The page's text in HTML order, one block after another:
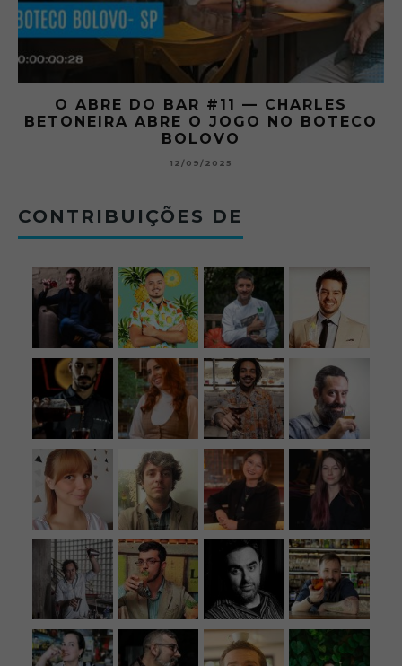
O ABRE DO BAR #11 — CHARLES
BETONEIRA ABRE O JOGO NO BOTECO
BOLOVO
12/09/2025
CONTRIBUIÇÕES DE